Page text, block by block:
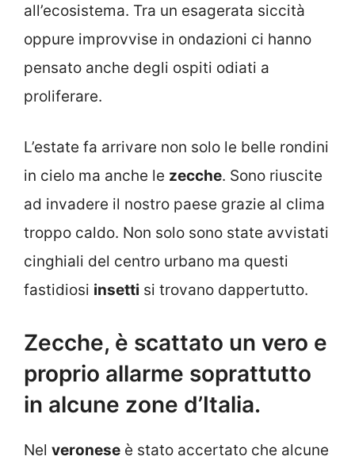
all’ecosistema. Tra un esagerata siccità
oppure improvvise in ondazioni ci hanno
pensato anche degli ospiti odiati a
proliferare.
L’estate fa arrivare non solo le belle rondini
in cielo ma anche le zecche. Sono riuscite
ad invadere il nostro paese grazie al clima
troppo caldo. Non solo sono state avvistati
cinghiali del centro urbano ma questi
fastidiosi insetti si trovano dappertutto.
Zecche, è scattato un vero e
proprio allarme soprattutto
in alcune zone d’Italia.
Nel veronese è stato accertato che alcune